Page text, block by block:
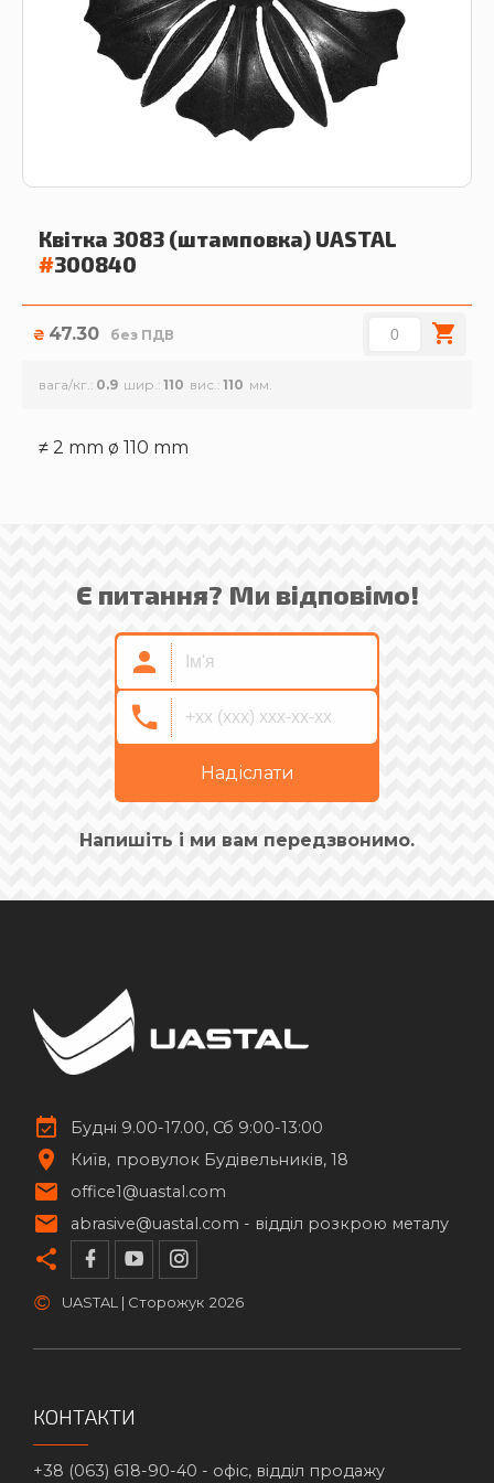
Квітка 3083 (штамповка) UASTAL
#300840
₴ 47.30 без ПДВ
вага/кг. 0.9 шир. 110 вис. 110
≠ 2 mm ø 110 mm
Є питання? Ми відповімо!
Надіслати
Напишіть і ми вам передзвонимо.
Будні 9.00-17.00, Сб 9:00-13:00
Київ
провулок Будівельників, 18
office1@uastal.com
abrasive@uastal.com - відділ розкрою металу
© UASTAL | Сторожук 2026
КОНТАКТИ
+38 (063) 618-90-40 - офіс, відділ продажу